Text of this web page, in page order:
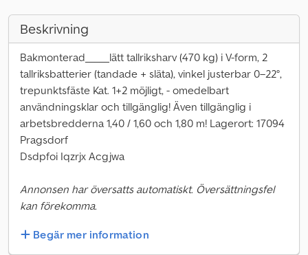
Beskrivning
Bakmonterad_____lätt tallriksharv (470 kg) i V-form, 2
tallriksbatterier (tandade + släta), vinkel justerbar 0–22°,
trepunktsfäste Kat. 1+2 möjligt, - omedelbart
användningsklar och tillgänglig! Även tillgänglig i
arbetsbredderna 1,40 / 1,60 och 1,80 m! Lagerort: 17094
Pragsdorf
Dsdpfoi Iqzrjx Acgjwa
Annonsen har översatts automatiskt. Översättningsfel
kan förekomma.
Begär mer information